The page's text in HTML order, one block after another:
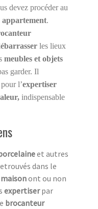
devez procéder au
appartement.
les lieux
meubles et objets
garder. Il
pour l’expertiser
indispensable
et autres
dans le
ont ou non
expertiserpar
brocanteur